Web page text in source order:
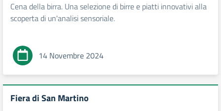
Cena della birra. Una selezione di birre e piatti innovativi alla
scoperta di un'analisi sensoriale.
14 Novembre 2024
Fiera di San Martino